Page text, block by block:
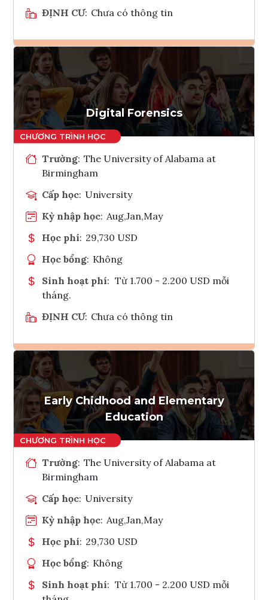
ĐỊNH CƯ: Chưa có thông tin
Ghi danh
Tham vấn Interlink
Digital Forensics
Trường: The University of Alabama at
Birmingham
Cấp học: University
Kỳ nhập học: Aug,Jan,May
Học phí: 29,730 USD
Học bổng: Không
Sinh hoạt phí: Từ 1.700 - 2.200 USD mỗi
tháng.
ĐỊNH CƯ: Chưa có thông tin
Ghi danh
Tham vấn Interlink
Early Chidhood and Elementary
Education
Trường: The University of Alabama at
Birmingham
Cấp học: University
Kỳ nhập học: Aug,Jan,May
Học phí: 29,730 USD
Học bổng: Không
Sinh hoạt phí: Từ 1.700 - 2.200 USD mỗi